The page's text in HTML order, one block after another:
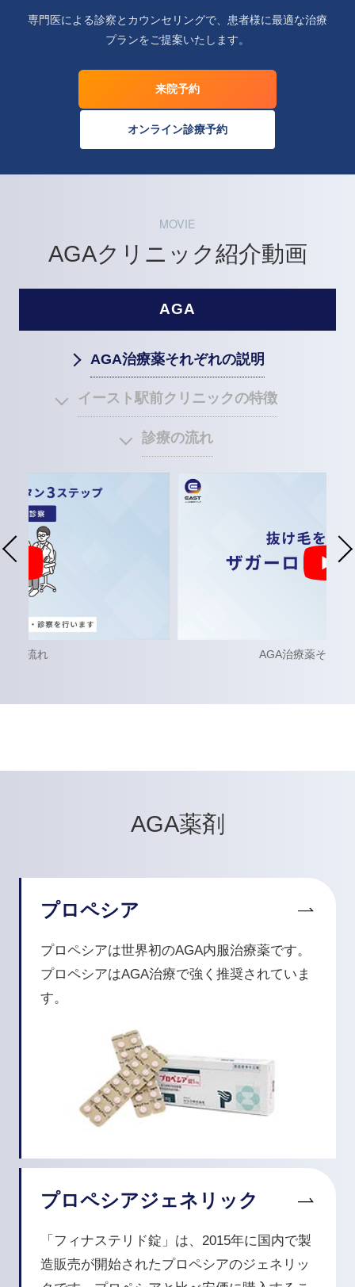
専門医による診察とカウンセリングで、患者様に最適な治療
プランをご提案いたします。
来院予約
オンライン診療予約
MOVIE
AGAクリニック紹介動画
AGA
AGA治療薬それぞれの説明
イースト駅前クリニックの特徴
診療の流れ
AGA薬剤
プロペシア
プロペシアは世界初のAGA内服治療薬です。
プロペシアはAGA治療で強く推奨されていま
す。
プロペシアジェネリック
「フィナステリド錠」は、2015年に国内で製
造販売が開始されたプロペシアのジェネリッ